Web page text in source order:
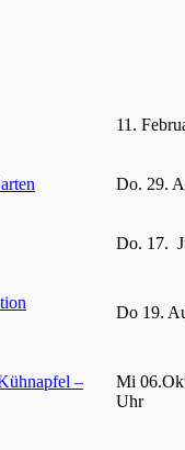
11.
Do. 29.
Do. 17.
Do 19.
–
Mi
Uhr